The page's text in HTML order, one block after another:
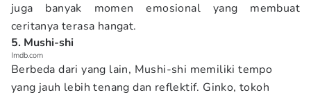
juga banyak momen emosional yang membuat
ceritanya terasa hangat.
5. Mushi-shi
Imdb.com
Berbeda dari yang lain, Mushi-shi memiliki tempo
yang jauh lebih tenang dan reflektif. Ginko, tokoh